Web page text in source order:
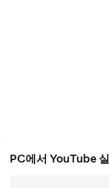
● 탐색에서 YouTube
PC에서 YouTube